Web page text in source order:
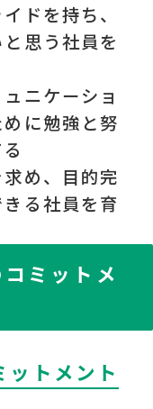
ドを持ち、
思う社員を
ニケーショ
に勉強と努
め、目的完
る社員を育
ミットメ
トメント